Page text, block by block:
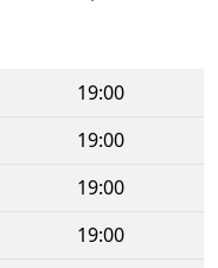
19:00
19:00
19:00
19:00